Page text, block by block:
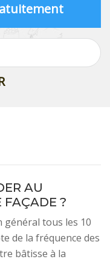
AU
FAÇADE ?
général tous les 10
de la fréquence des
bâtisse à la